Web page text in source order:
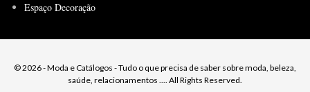
Espaço Decoração
© 2026 - Moda e Catálogos - Tudo o que precisa de saber sobre moda, beleza,
saúde, relacionamentos .... All Rights Reserved.